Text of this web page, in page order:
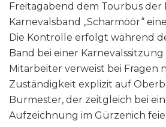
Freitagabend dem Tourbus der
Karnevalsband „Scharmöör“
Die Kontrolle erfolgt während
Band bei einer Karnevalssitzung
Mitarbeiter verweist bei Fragen
Zuständigkeit explizit auf
Burmester, der zeitgleich bei
Aufzeichnung im Gürzenich